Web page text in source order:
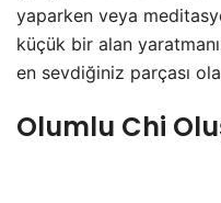
yaparken veya
küçük bir alan
en sevdiğiniz parçası
Olumlu Chi